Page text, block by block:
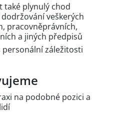
také plynulý chod
veškerých
pracovněprávních,
a jiných předpisů
personální záležitosti
na podobné pozici a